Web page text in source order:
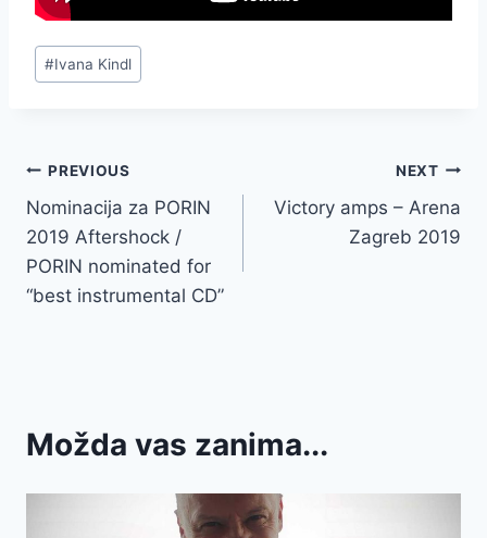
Post
Tags:
#Ivana Kindl
Navigacija
objava
PREVIOUS
Nominacija za PORIN
2019 Aftershock /
PORIN nominated for
“best instrumental CD”
NEXT
Victory amps – Arena
Zagreb 2019
Možda vas zanima...